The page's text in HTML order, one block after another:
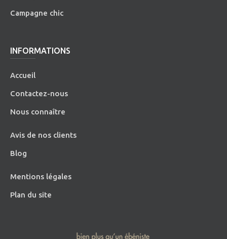
Campagne chic
INFORMATIONS
Accueil
Contactez-nous
Nous connaître
Avis de nos clients
Blog
Mentions légales
Plan du site